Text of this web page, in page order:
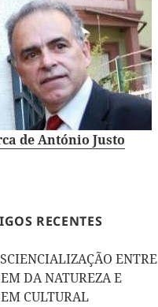
de António Justo
RECENTES
ENTRE
DA NATUREZA E
CULTURAL